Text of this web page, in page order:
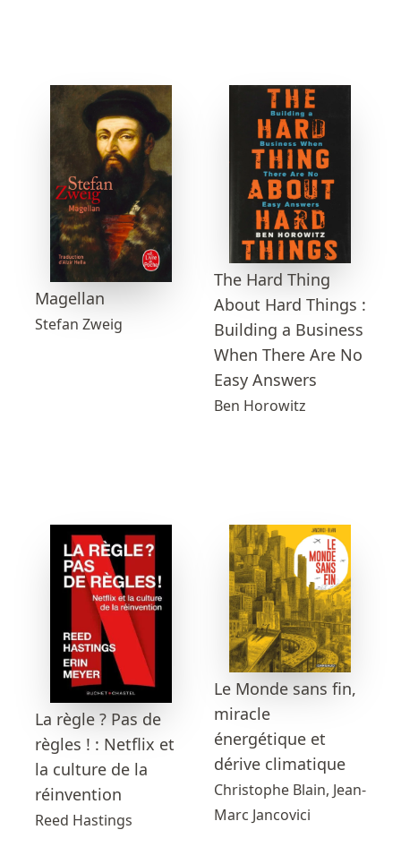
Magellan
Stefan Zweig
The Hard Thing
About Hard Things :
Building a Business
When There Are No
Easy Answers
Ben Horowitz
La règle ? Pas de
règles ! : Netflix et
la culture de la
réinvention
Reed Hastings
Le Monde sans fin,
miracle
énergétique et
dérive climatique
Christophe Blain, Jean-
Marc Jancovici